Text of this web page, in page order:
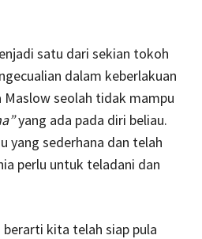
satu dari sekian tokoh
dalam keberlakuan
seolah tidak mampu
yang ada pada diri beliau.
yang sederhana dan telah
perlu untuk teladani dan
kita telah siap pula